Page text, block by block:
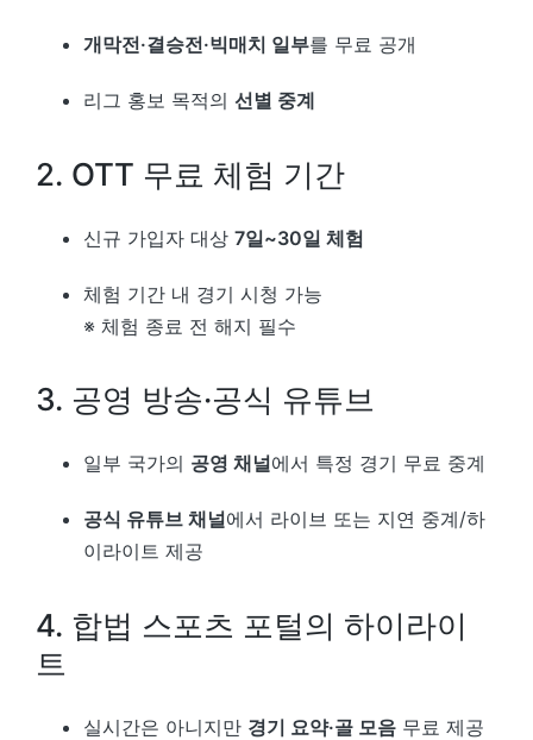
개막전·결승전·빅매치 일부를 무료 공개
리그 홍보 목적의 선별 중계
2. OTT 무료 체험 기간
신규 가입자 대상 7일~30일 체험
체험 기간 내 경기 시청 가능
※ 체험 종료 전 해지 필수
3. 공영 방송·공식 유튜브
일부 국가의 공영 채널에서 특정 경기 무료 중계
공식 유튜브 채널에서 라이브 또는 지연 중계/하
이라이트 제공
4. 합법 스포츠 포털의 하이라이
트
실시간은 아니지만 경기 요약·골 모음 무료 제공